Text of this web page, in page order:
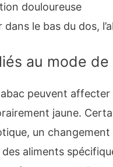
douloureuse
dans le bas du dos,
au mode de
peuvent
jaune.
un changement
aliments